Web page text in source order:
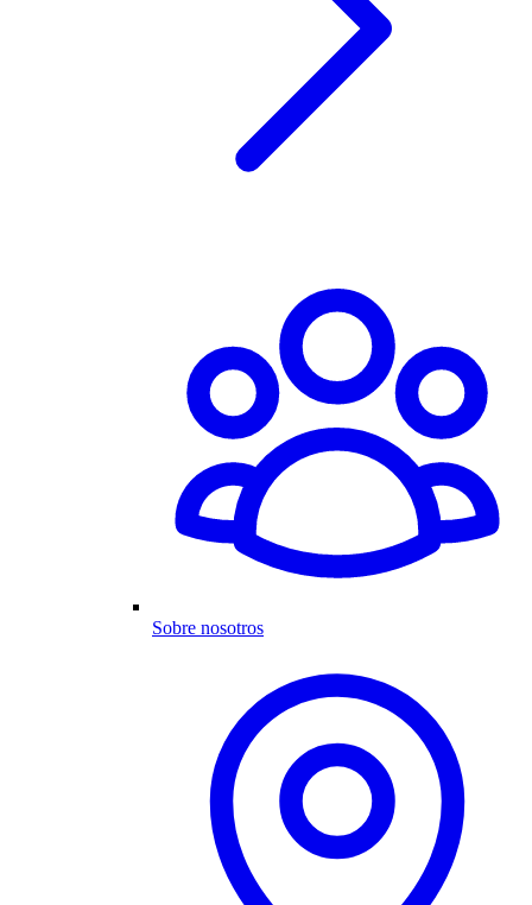
Sobre nosotros